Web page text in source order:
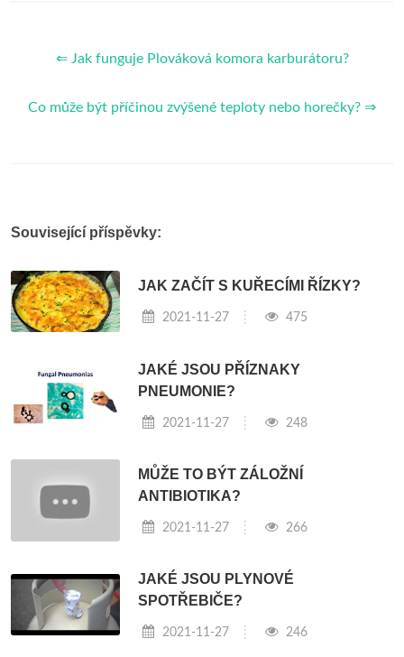
⇐ Jak funguje Plováková komora karburátoru?
Co může být příčinou zvýšené teploty nebo horečky? ⇒
Související příspěvky:
JAK ZAČÍT S KUŘECÍMI ŘÍZKY?
2021-11-27 475
JAKÉ JSOU PŘÍZNAKY
PNEUMONIE?
2021-11-27 248
MŮŽE TO BÝT ZÁLOŽNÍ
ANTIBIOTIKA?
2021-11-27 266
JAKÉ JSOU PLYNOVÉ
SPOTŘEBIČE?
2021-11-27 246